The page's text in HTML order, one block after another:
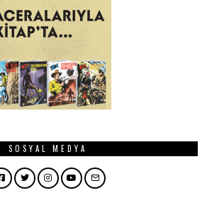
SOSYAL MEDYA
Facebook
TwitterInstagram
YouTubeEmail